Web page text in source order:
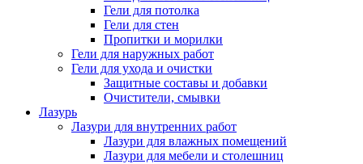
Гели для потолка
Гели для стен
Пропитки и морилки
Гели для наружных работ
Гели для ухода и очистки
Защитные составы и добавки
Очистители, смывки
Лазурь
Лазури для внутренних работ
Лазури для влажных помещений
Лазури для мебели и столешниц